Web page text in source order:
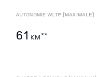
AUTONOMIE WLTP (MAXIMALE)
61 KM**